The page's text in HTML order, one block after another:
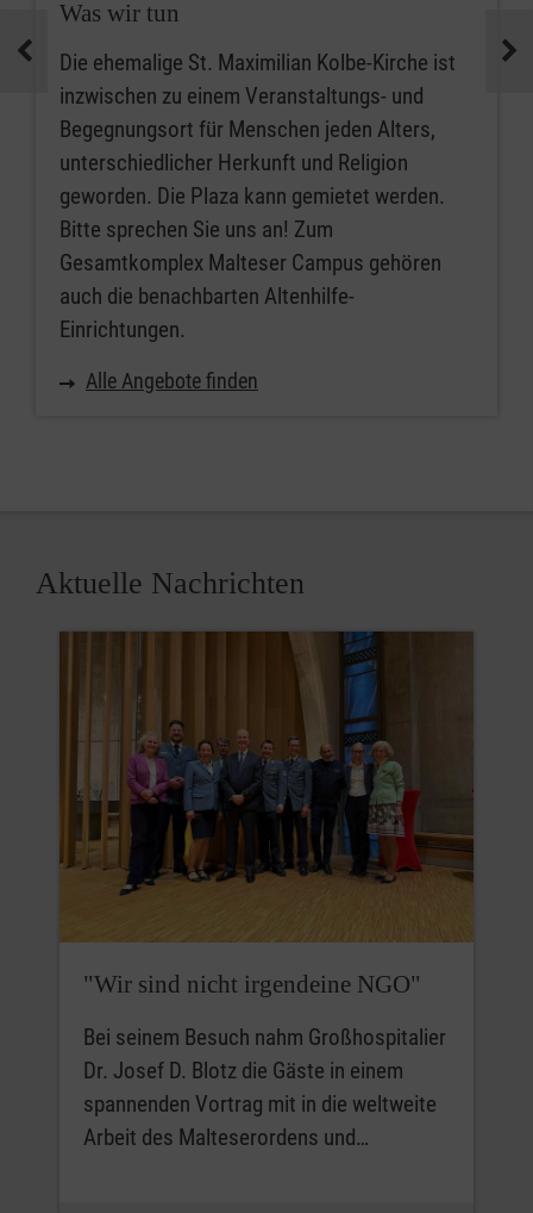
Was wir tun
Die ehemalige St. Maximilian Kolbe-Kirche ist
inzwischen zu einem Veranstaltungs- und
Begegnungsort für Menschen jeden Alters,
unterschiedlicher Herkunft und Religion
geworden. Die Plaza kann gemietet werden.
Bitte sprechen Sie uns an! Zum
Gesamtkomplex Malteser Campus gehören
auch die benachbarten Altenhilfe-
Einrichtungen.
Alle Angebote finden
Aktuelle Nachrichten
"Wir sind nicht irgendeine NGO"
Bei seinem Besuch nahm Großhospitalier
Dr. Josef D. Blotz die Gäste in einem
spannenden Vortrag mit in die weltweite
Arbeit des Malteserordens und…